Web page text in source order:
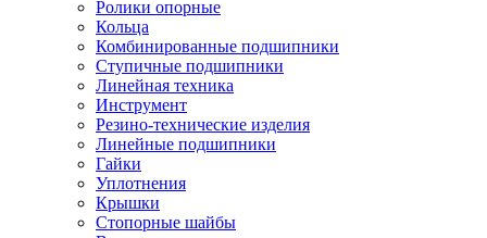
Ролики опорные
Кольца
Комбинированные подшипники
Ступичные подшипники
Линейная техника
Инструмент
Резино-технические изделия
Линейные подшипники
Гайки
Уплотнения
Крышки
Стопорные шайбы